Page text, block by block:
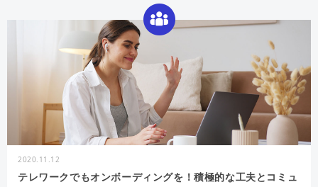
2020.11.12
テレワークでもオンボーディングを！積極的な工夫とコミュ